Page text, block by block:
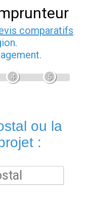
comparatifs
4 5
ou la
: